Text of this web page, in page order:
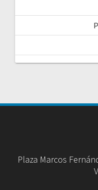
Plaza Marcos